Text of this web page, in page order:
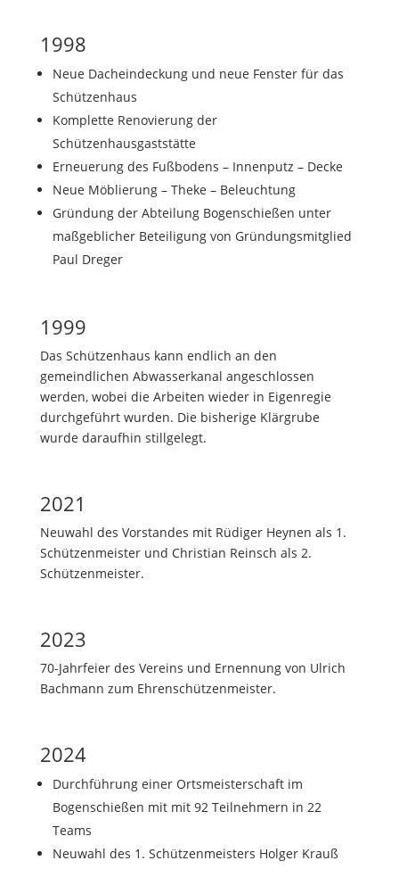
1998
Neue Dacheindeckung und neue Fenster für das
Schützenhaus
Komplette Renovierung der
Schützenhausgaststätte
Erneuerung des Fußbodens – Innenputz – Decke
Neue Möblierung – Theke – Beleuchtung
Gründung der Abteilung Bogenschießen unter
maßgeblicher Beteiligung von Gründungsmitglied
Paul Dreger
1999
Das Schützenhaus kann endlich an den
gemeindlichen Abwasserkanal angeschlossen
werden, wobei die Arbeiten wieder in Eigenregie
durchgeführt wurden. Die bisherige Klärgrube
wurde daraufhin stillgelegt.
2021
Neuwahl des Vorstandes mit Rüdiger Heynen als 1.
Schützenmeister und Christian Reinsch als 2.
Schützenmeister.
2023
70-Jahrfeier des Vereins und Ernennung von Ulrich
Bachmann zum Ehrenschützenmeister.
2024
Durchführung einer Ortsmeisterschaft im
Bogenschießen mit mit 92 Teilnehmern in 22
Teams
Neuwahl des 1. Schützenmeisters Holger Krauß